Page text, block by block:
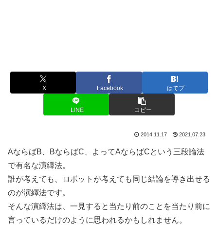
X Facebook はてブ
LINE コピー
2014.11.17 2021.07.23
AならばB、BならばC、よってAならばCという三段論法
で有名な演繹法。
誰が考えても、ロボットが考えても同じ結論を導き出せる
のが演繹法です。
そんな演繹法は、一見すると当たり前のことを当たり前に
言っているだけのように思われるかもしれません。